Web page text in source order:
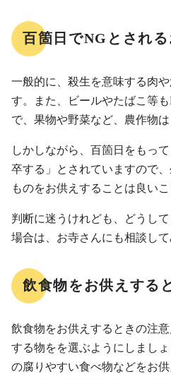
百箇日でNGとされ
一般的に、殺生を意味する肉
す。また、ビールやたばこ等
で、果物や野菜など、農作物は
しかしながら、百箇日をもっ
卒する」とされていますので
ものをお供えすることは良い
判断に迷うけれども、どうし
場合は、お寺さんにも相談して
飲食物をお供えする
飲食物をお供えするときの注
する物をを選ぶようにしまし
の腐りやすい食べ物などをお